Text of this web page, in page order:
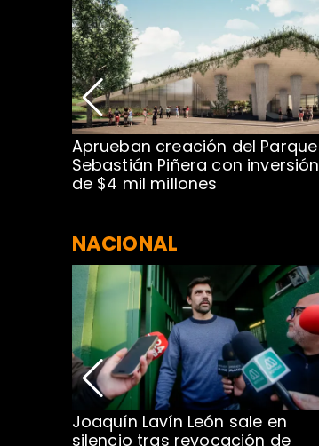
Aprueban creación del Parque
Sebastián Piñera con inversión
de $4 mil millones
NACIONAL
Joaquín Lavín León sale en
silencio tras revocación de